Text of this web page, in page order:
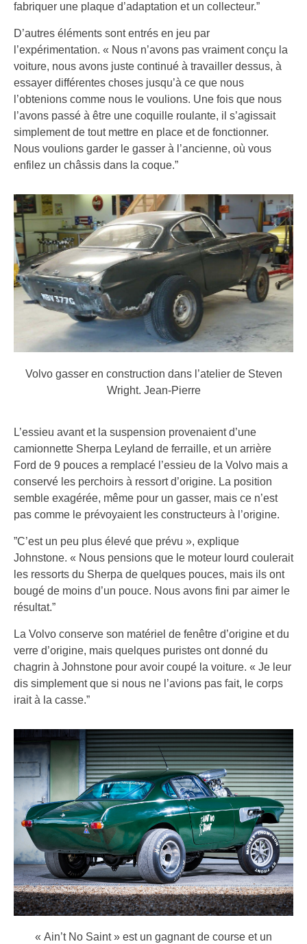
fabriquer une plaque d’adaptation et un collecteur.”
D’autres éléments sont entrés en jeu par
l’expérimentation. « Nous n’avons pas vraiment conçu la
voiture, nous avons juste continué à travailler dessus, à
essayer différentes choses jusqu’à ce que nous
l’obtenions comme nous le voulions. Une fois que nous
l’avons passé à être une coquille roulante, il s’agissait
simplement de tout mettre en place et de fonctionner.
Nous voulions garder le gasser à l’ancienne, où vous
enfilez un châssis dans la coque.”
Volvo gasser en construction dans l’atelier de Steven
Wright. Jean-Pierre
L’essieu avant et la suspension provenaient d’une
camionnette Sherpa Leyland de ferraille, et un arrière
Ford de 9 pouces a remplacé l’essieu de la Volvo mais a
conservé les perchoirs à ressort d’origine. La position
semble exagérée, même pour un gasser, mais ce n’est
pas comme le prévoyaient les constructeurs à l’origine.
”C’est un peu plus élevé que prévu », explique
Johnstone. « Nous pensions que le moteur lourd coulerait
les ressorts du Sherpa de quelques pouces, mais ils ont
bougé de moins d’un pouce. Nous avons fini par aimer le
résultat.”
La Volvo conserve son matériel de fenêtre d’origine et du
verre d’origine, mais quelques puristes ont donné du
chagrin à Johnstone pour avoir coupé la voiture. « Je leur
dis simplement que si nous ne l’avions pas fait, le corps
irait à la casse.”
« Ain’t No Saint » est un gagnant de course et un